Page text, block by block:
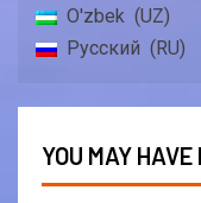
O'zbek
UZ
Русский
RU
YOU MAY HAVE